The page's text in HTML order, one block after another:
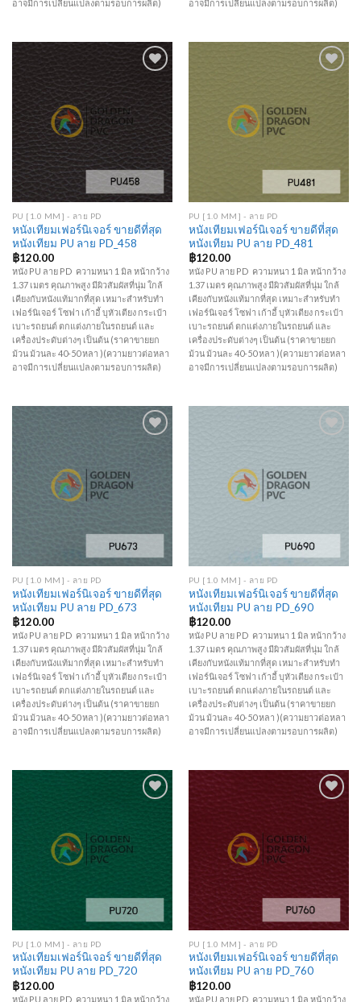
อาจมีการเปลี่ยนแปลงตามรอบการผลิต) อาจมีการเปลี่ยนแปลงตามรอบการผลิต)
Add to
Wishlist
PU [1.0 MM] - ลาย PD
หนังเทียมเฟอร์นิเจอร์ ขายดีที่สุด
หนังเทียม PU ลาย PD_458
฿120.00
หนัง PU ลาย PD ความหนา 1 มิล หน้ากว้าง
1.37 เมตร คุณภาพสูง มีผิวสัมผัสที่นุ่ม ใกล้
เคียงกับหนังแท้มากที่สุด เหมาะสำหรับทำ
เฟอร์นิเจอร์ โซฟา เก้าอี้ บุหัวเตียง กระเป๋า
เบาะรถยนต์ ตกแต่งภายในรถยนต์ และ
เครื่องประดับต่างๆ เป็นต้น (ราคาขายยก
ม้วน ม้วนละ 40-50 หลา )(ความยาวต่อหลา
อาจมีการเปลี่ยนแปลงตามรอบการผลิต)
Wishlist
PU [1.0 MM] - ลาย PD
หนังเทียมเฟอร์นิเจอร์ ขายดีที่สุด
หนังเทียม PU ลาย PD_481
฿120.00
หนัง PU ลาย PD ความหนา 1 มิล หน้ากว้าง
1.37 เมตร คุณภาพสูง มีผิวสัมผัสที่นุ่ม ใกล้
เคียงกับหนังแท้มากที่สุด เหมาะสำหรับทำ
เฟอร์นิเจอร์ โซฟา เก้าอี้ บุหัวเตียง กระเป๋า
เบาะรถยนต์ ตกแต่งภายในรถยนต์ และ
เครื่องประดับต่างๆ เป็นต้น (ราคาขายยก
ม้วน ม้วนละ 40-50 หลา )(ความยาวต่อหลา
อาจมีการเปลี่ยนแปลงตามรอบการผลิต)
Wishlist
PU [1.0 MM] - ลาย PD
หนังเทียมเฟอร์นิเจอร์ ขายดีที่สุด
หนังเทียม PU ลาย PD_673
฿120.00
หนัง PU ลาย PD ความหนา 1 มิล หน้ากว้าง
1.37 เมตร คุณภาพสูง มีผิวสัมผัสที่นุ่ม ใกล้
เคียงกับหนังแท้มากที่สุด เหมาะสำหรับทำ
เฟอร์นิเจอร์ โซฟา เก้าอี้ บุหัวเตียง กระเป๋า
เบาะรถยนต์ ตกแต่งภายในรถยนต์ และ
เครื่องประดับต่างๆ เป็นต้น (ราคาขายยก
ม้วน ม้วนละ 40-50 หลา )(ความยาวต่อหลา
อาจมีการเปลี่ยนแปลงตามรอบการผลิต)
Wishlist
PU [1.0 MM] - ลาย PD
หนังเทียมเฟอร์นิเจอร์ ขายดีที่สุด
หนังเทียม PU ลาย PD_690
฿120.00
หนัง PU ลาย PD ความหนา 1 มิล หน้ากว้าง
1.37 เมตร คุณภาพสูง มีผิวสัมผัสที่นุ่ม ใกล้
เคียงกับหนังแท้มากที่สุด เหมาะสำหรับทำ
เฟอร์นิเจอร์ โซฟา เก้าอี้ บุหัวเตียง กระเป๋า
เบาะรถยนต์ ตกแต่งภายในรถยนต์ และ
เครื่องประดับต่างๆ เป็นต้น (ราคาขายยก
ม้วน ม้วนละ 40-50 หลา )(ความยาวต่อหลา
อาจมีการเปลี่ยนแปลงตามรอบการผลิต)
Wishlist
PU [1.0 MM] - ลาย PD
หนังเทียมเฟอร์นิเจอร์ ขายดีที่สุด
หนังเทียม PU ลาย PD_720
฿120.00
หนัง PU ลาย PD ความหนา 1 มิล หน้ากว้าง
Wishlist
PU [1.0 MM] - ลาย PD
หนังเทียมเฟอร์นิเจอร์ ขายดีที่สุด
หนังเทียม PU ลาย PD_760
฿120.00
หนัง PU ลาย PD ความหนา 1 มิล หน้ากว้าง